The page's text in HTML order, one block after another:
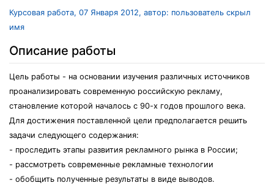
Курсовая работа, 07 Января 2012, автор: пользователь скрыл
имя
Описание работы
Цель работы - на основании изучения различных источников
проанализировать современную российскую рекламу,
становление которой началось с 90-х годов прошлого века.
Для достижения поставленной цели предполагается решить
задачи следующего содержания:
- проследить этапы развития рекламного рынка в России;
- рассмотреть современные рекламные технологии
- обобщить полученные результаты в виде выводов.